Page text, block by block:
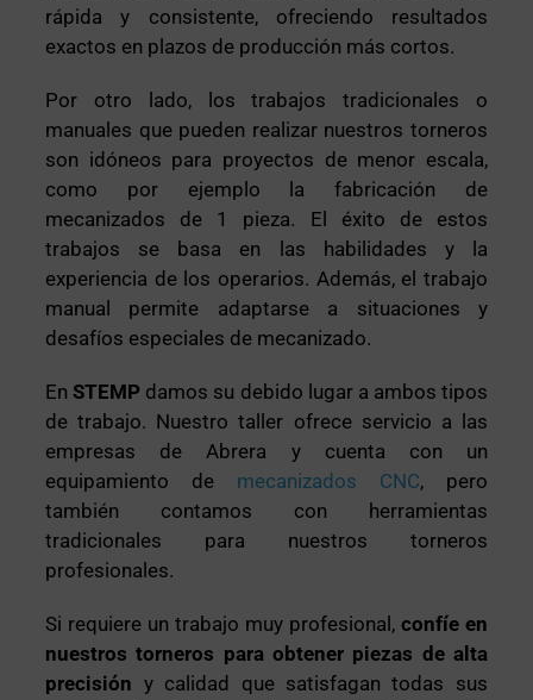
rápida y consistente, ofreciendo resultados
exactos en plazos de producción más cortos.
Por otro lado, los trabajos tradicionales o
manuales que pueden realizar nuestros torneros
son idóneos para proyectos de menor escala,
como por ejemplo la fabricación de
mecanizados de 1 pieza. El éxito de estos
trabajos se basa en las habilidades y la
experiencia de los operarios. Además, el trabajo
manual permite adaptarse a situaciones y
desafíos especiales de mecanizado.
EnSTEMP damos su debido lugar a ambos tipos
de trabajo. Nuestro taller ofrece servicio a las
empresas de Abrera y cuenta con un
equipamiento de mecanizados CNC, pero
también contamos con herramientas
tradicionales para nuestros torneros
profesionales.
Si requiere un trabajo muy profesional, confíe en
nuestros torneros para obtener piezas de alta
precisión y calidad que satisfagan todas sus